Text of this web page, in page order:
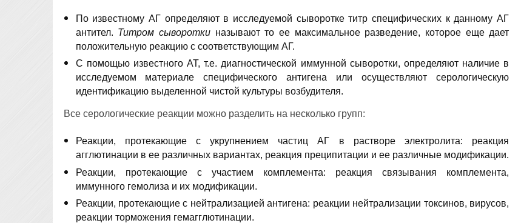
По известному АГ определяют в исследуемой сыворотке титр специфических к данному АГ
антител. Титром сывороткиназывают то ее максимальное разведение, которое еще дает
положительную реакцию с соответствующим АГ.
С помощью известного АТ, т.е. диагностической иммунной сыворотки, определяют наличие в
исследуемом материале специфического антигена или осуществляют серологическую
идентификацию выделенной чистой культуры возбудителя.
Все серологические реакции можно разделить на несколько групп:
Реакции, протекающие с укрупнением частиц АГ в растворе электролита: реакция
агглютинации в ее различных вариантах, реакция преципитации и ее различные модификации.
Реакции, протекающие с участием комплемента: реакция связывания комплемента,
иммунного гемолиза и их модификации.
Реакции, протекающие с нейтрализацией антигена: реакции нейтрализации токсинов, вирусов,
реакции торможения гемагглютинации.